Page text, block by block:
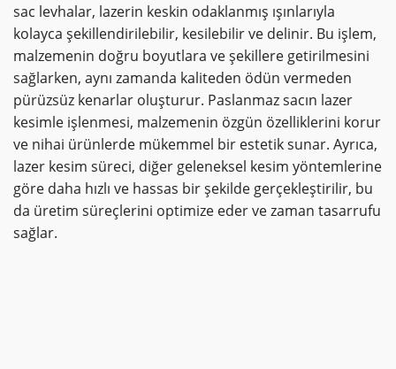
sac levhalar, lazerin keskin odaklanmış ışınlarıyla
kolayca şekillendirilebilir, kesilebilir ve delinir. Bu işlem,
malzemenin doğru boyutlara ve şekillere getirilmesini
sağlarken, aynı zamanda kaliteden ödün vermeden
pürüzsüz kenarlar oluşturur. Paslanmaz sacın lazer
kesimle işlenmesi, malzemenin özgün özelliklerini korur
ve nihai ürünlerde mükemmel bir estetik sunar. Ayrıca,
lazer kesim süreci, diğer geleneksel kesim yöntemlerine
göre daha hızlı ve hassas bir şekilde gerçekleştirilir, bu
da üretim süreçlerini optimize eder ve zaman tasarrufu
sağlar.